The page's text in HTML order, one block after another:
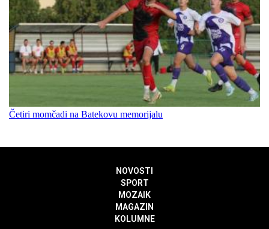
Četiri momčadi na Batekovu memorijalu
NOVOSTI
SPORT
MOZAIK
MAGAZIN
KOLUMNE